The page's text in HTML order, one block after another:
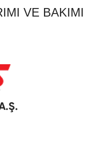
VE BAKIMI